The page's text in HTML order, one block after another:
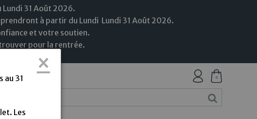
31 Août 2026.
à partir du Lundi Lundi 31 Août 2026.
et votre soutien.
pour la rentrée.
0
au 31
Les
×